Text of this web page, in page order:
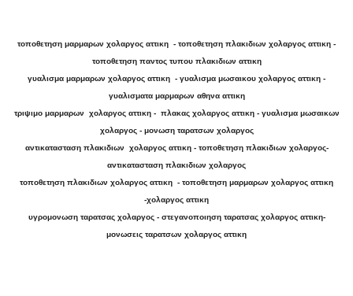
τοποθετηση μαρμαρων χολαργος αττικη - τοποθετηση πλακιδιων χολαργος αττικη -
τοποθετηση παντος τυπου πλακιδιων αττικη
γυαλισμα μαρμαρων χολαργος αττικη - γυαλισμα μωσαικου χολαργος αττικη -
γυαλισματα μαρμαρων αθηνα αττικη
τριψιμο μαρμαρων χολαργος αττικη - πλακας χολαργος αττικη - γυαλισμα μωσαικων
χολαργος - μονωση ταρατσων χολαργος
αντικατασταση πλακιδιων χολαργος αττικη - τοποθετηση πλακιδιων χολαργος-
αντικατασταση πλακιδιων χολαργος
τοποθετηση πλακιδιων χολαργος αττικη - τοποθετηση μαρμαρων χολαργος αττικη
-χολαργος αττικη
υγρομονωση ταρατσας χολαργος - στεγανοποιηση ταρατσας χολαργος αττικη-
μονωσεις ταρατσων χολαργος αττικη